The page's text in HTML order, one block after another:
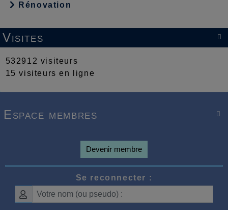
Rénovation

Visites
532912 visiteurs
15 visiteurs en ligne

Espace membres
Devenir membre
Se reconnecter :